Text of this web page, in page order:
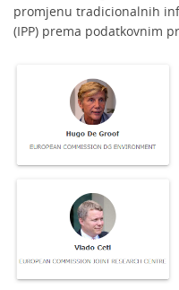
promjenu tradicionalnih
(IPP) prema podatkovnim